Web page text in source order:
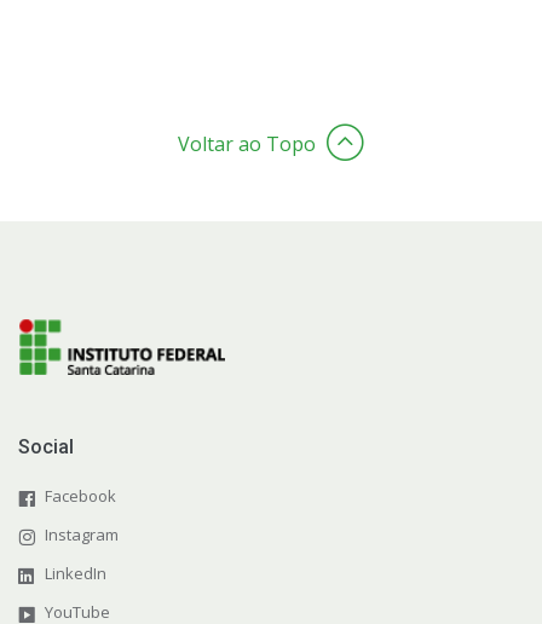
Voltar ao Topo
Social
Facebook
Instagram
LinkedIn
YouTube